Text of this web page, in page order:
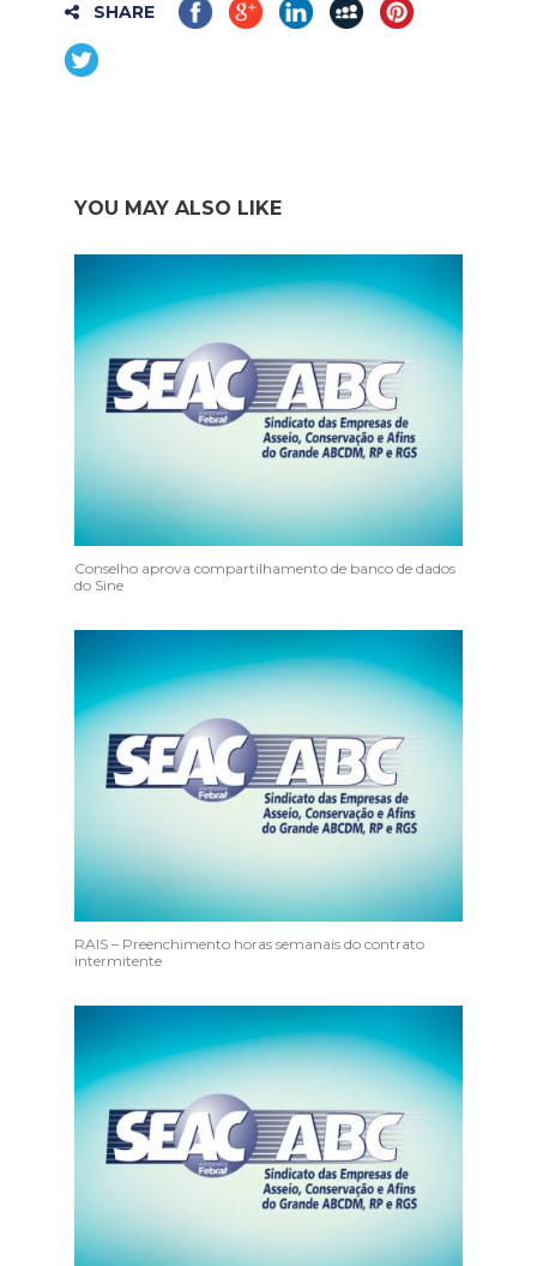
SHARE
YOU MAY ALSO LIKE
Conselho aprova compartilhamento de banco de dados
do Sine
RAIS – Preenchimento horas semanais do contrato
intermitente